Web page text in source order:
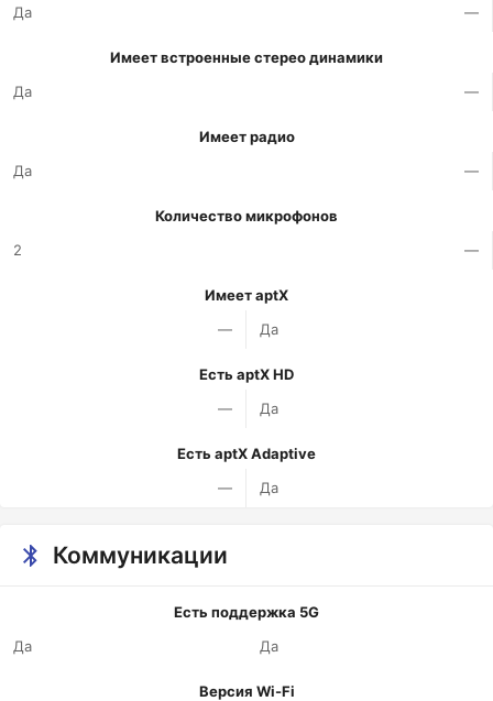
Да
—
Имеет встроенные стерео динамики
Да
—
Имеет радио
Да
—
Количество микрофонов
2
—
Имеет aptX
—
Да
Есть aptX HD
—
Да
Есть aptX Adaptive
—
Да
Коммуникации
Есть поддержка 5G
Да
Да
Версия Wi-Fi